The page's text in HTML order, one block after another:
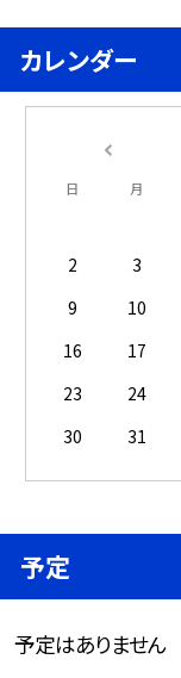
カレンダー
日 月
2
3
9
10
16
17
23
24
30
31
予定
予定はありません